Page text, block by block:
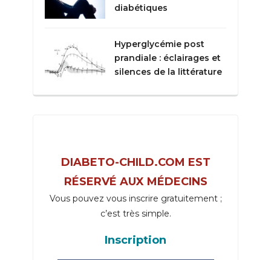
diabétiques
Hyperglycémie post
prandiale : éclairages et
silences de la littérature
DIABETO-CHILD.COM EST
RÉSERVÉ AUX MÉDECINS
Vous pouvez vous inscrire gratuitement ;
c’est très simple.
Inscription
_____________________________________